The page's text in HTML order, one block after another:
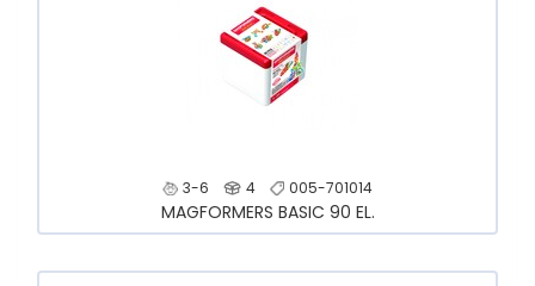
3-6 4 005-701014
MAGFORMERS BASIC 90 EL.